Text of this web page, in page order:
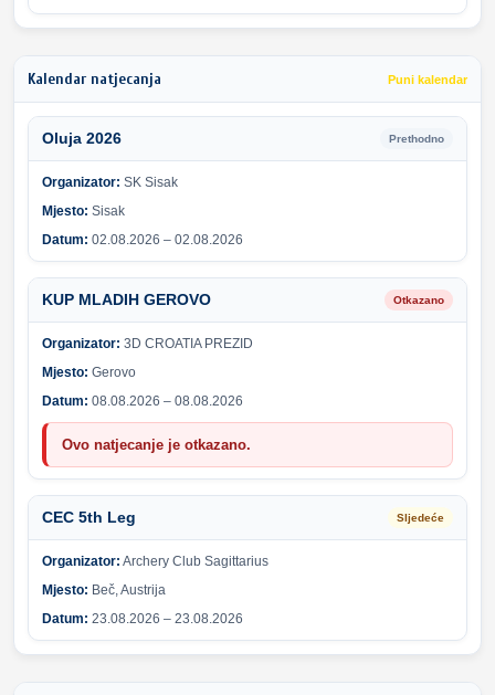
Kalendar natjecanja Puni kalendar
Oluja 2026 Prethodno
Organizator: SK Sisak
Mjesto: Sisak
Datum: 02.08.2026 – 02.08.2026
KUP MLADIH GEROVO Otkazano
Organizator: 3D CROATIA PREZID
Mjesto: Gerovo
Datum: 08.08.2026 – 08.08.2026
Ovo natjecanje je otkazano.
CEC 5th Leg Sljedeće
Organizator: Archery Club Sagittarius
Mjesto: Beč, Austrija
Datum: 23.08.2026 – 23.08.2026